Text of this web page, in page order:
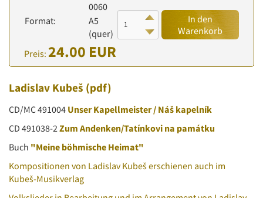
0060
Format:
A5
(quer)
Preis: 24.00 EUR
In den
Warenkorb
Ladislav Kubeš (pdf)
CD/MC 491004 Unser Kapellmeister / Náš kapelník
CD 491038-2Zum Andenken/Tatínkovi na památku
Buch "Meine böhmische Heimat"
Kompositionen von Ladislav Kubeš erschienen auch im
Kubeš-Musikverlag